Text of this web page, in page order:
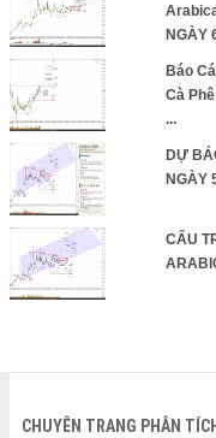
NGÀY
Báo
Cà
...
DỰ
NGÀY
CẤU
CHUYÊN TRANG PHÂN